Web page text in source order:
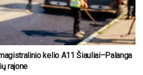
kelio A11 Šiauliai–Palanga
rajone